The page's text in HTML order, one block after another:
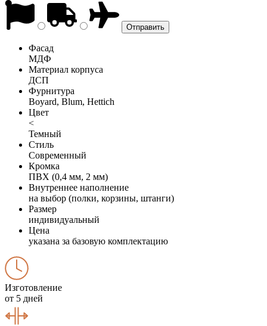
Фасад
МДФ
Материал корпуса
ДСП
Фурнитура
Boyard, Blum, Hettich
Цвет
<
Темный
Стиль
Современный
Кромка
ПВХ (0,4 мм, 2 мм)
Внутреннее наполнение
на выбор (полки, корзины, штанги)
Размер
индивидуальный
Цена
указана за базовую комплектацию
Изготовление
от 5 дней